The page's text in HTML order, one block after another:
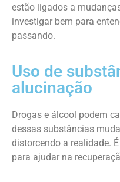
estão ligados a
investigar bem para
passando.
Uso de
alucinação
Drogas e álcool podem
dessas substâncias
distorcendo a realidade.
para ajudar na